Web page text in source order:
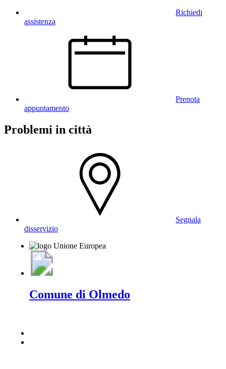
Richiedi
assistenza
Prenota
appuntamento
Problemi in città
Segnala
disservizio
Comune di Olmedo